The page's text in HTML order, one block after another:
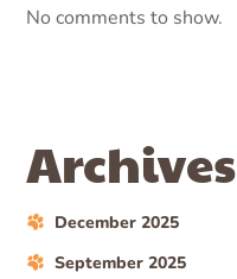
No comments to show.
Archives
December 2025
September 2025